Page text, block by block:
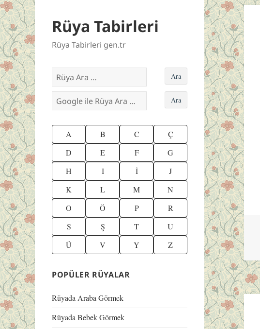
Rüya Tabirleri
Rüya Tabirleri gen.tr
A B C
Ç
D
E F
G
H
I İ
J
K
L M
N
O
Ö P
R
S
Ş T
U
Ü
V Y Z
POPÜLER RÜYALAR
Rüyada Araba Görmek
Rüyada Bebek Görmek